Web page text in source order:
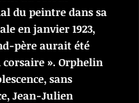
du peintre dans sa
en janvier 1923,
père aurait été
corsaire ». Orphelin
sans
Jean-Julien